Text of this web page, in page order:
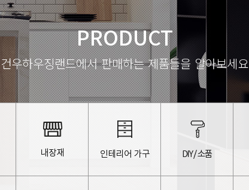
PRODUCT
건우하우징랜드에서 판매하는 제품들을 알아보세요